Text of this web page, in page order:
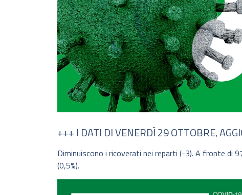
+++ I DATI DI VENERDÌ 29 OTTOBRE,
Diminuiscono i ricoverati nei reparti (-3). A fronte
(0,5%).